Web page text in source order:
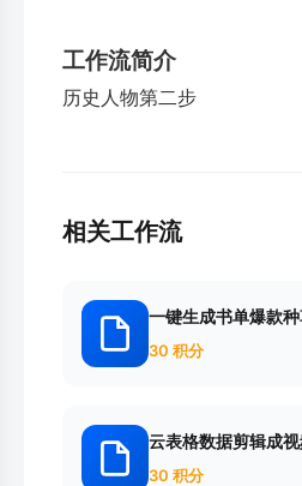
工作流简介
历史人物第二步
相关工作流
一键生成书单爆款
30 积分
云表格数据剪辑成
频
30 积分